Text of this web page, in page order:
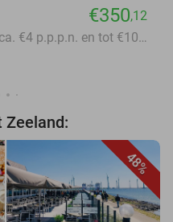
€350,12
Excl. toeristenbelasting ca. €4 p.p.p.n. en tot €109 bedlinnen en opmaakservice
Zeeland:
48%